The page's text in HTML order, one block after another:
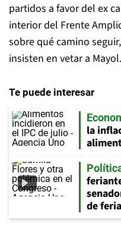
partidos a favor del ex
interior del Frente
sobre qué camino
insisten en vetar a Mayol.
Te puede interesar
la
de